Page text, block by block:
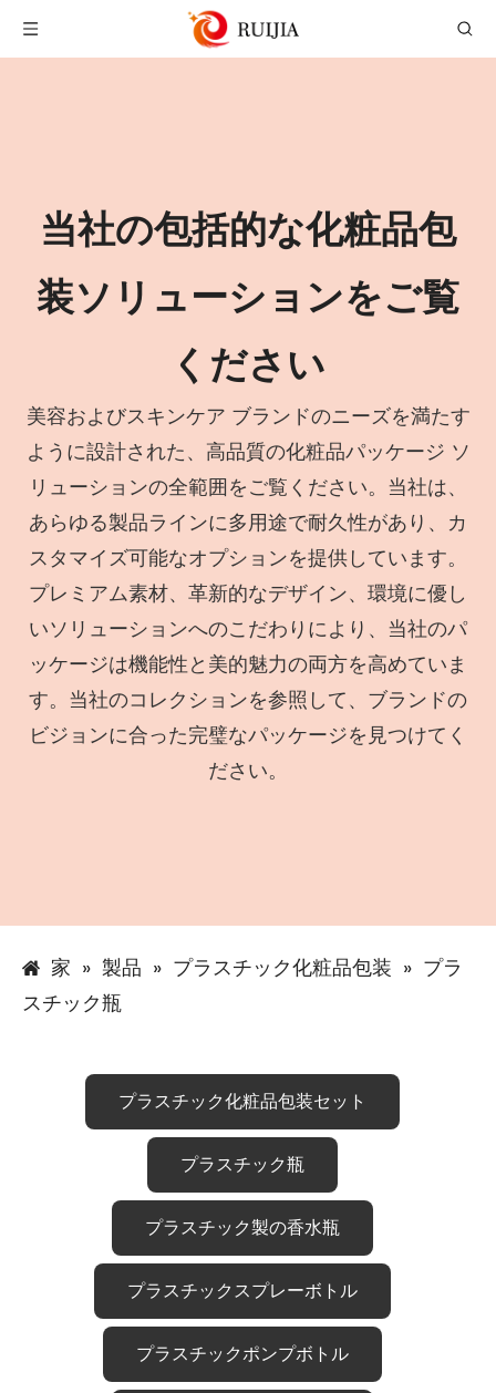
当社の包括的な化粧品包
装ソリューションをご覧
ください
美容およびスキンケア ブランドのニーズを満たす
ように設計された、高品質の化粧品パッケージ ソ
リューションの全範囲をご覧ください。当社は、
あらゆる製品ラインに多用途で耐久性があり、カ
スタマイズ可能なオプションを提供しています。
プレミアム素材、革新的なデザイン、環境に優し
いソリューションへのこだわりにより、当社のパ
ッケージは機能性と美的魅力の両方を高めていま
す。当社のコレクションを参照して、ブランドの
ビジョンに合った完璧なパッケージを見つけてく
ださい。
家 » 製品 » プラスチック化粧品包装 » プラ
スチック瓶
プラスチック化粧品包装セット
プラスチック瓶
プラスチック製の香水瓶
プラスチックスプレーボトル
プラスチックポンプボトル